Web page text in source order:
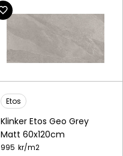
Etos
Klinker Etos Geo Grey
Matt 60x120cm
995 kr/m2